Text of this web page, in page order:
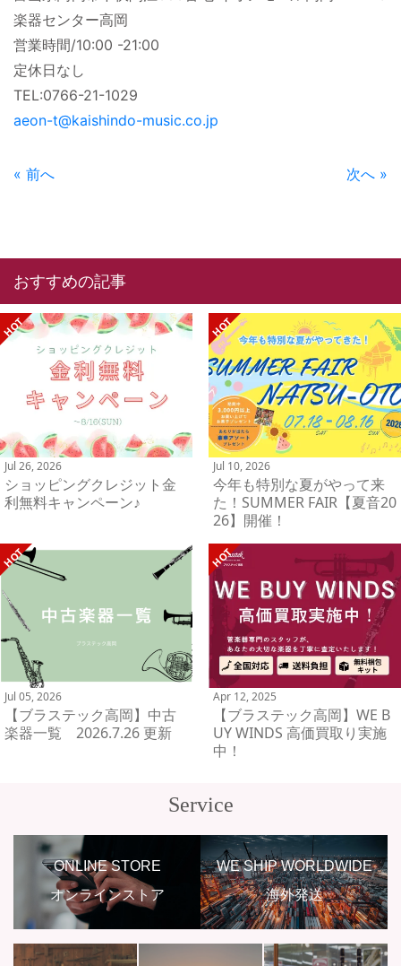
楽器センター高岡
営業時間/10:00 -21:00
定休日なし
TEL:0766-21-1029
aeon-t@kaishindo-music.co.jp
« 前へ 次へ »
おすすめの記事
Jul 26, 2026
ショッピングクレジット金
利無料キャンペーン♪
Jul 10, 2026
今年も特別な夏がやって来
た！SUMMER FAIR【夏音20
26】開催！
Jul 05, 2026
【ブラステック高岡】中古
楽器一覧 2026.7.26 更新
Apr 12, 2025
【ブラステック高岡】WE B
UY WINDS 高価買取り実施
中！
Service
ONLINE STORE
オンラインストア
WE SHIP WORLDWIDE
海外発送